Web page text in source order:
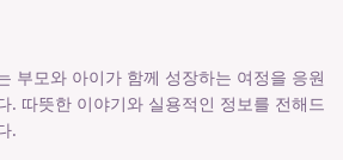
부모와 아이가 함께 성장하는 여정을 응원
. 따뜻한 이야기와 실용적인 정보를 전해드
.